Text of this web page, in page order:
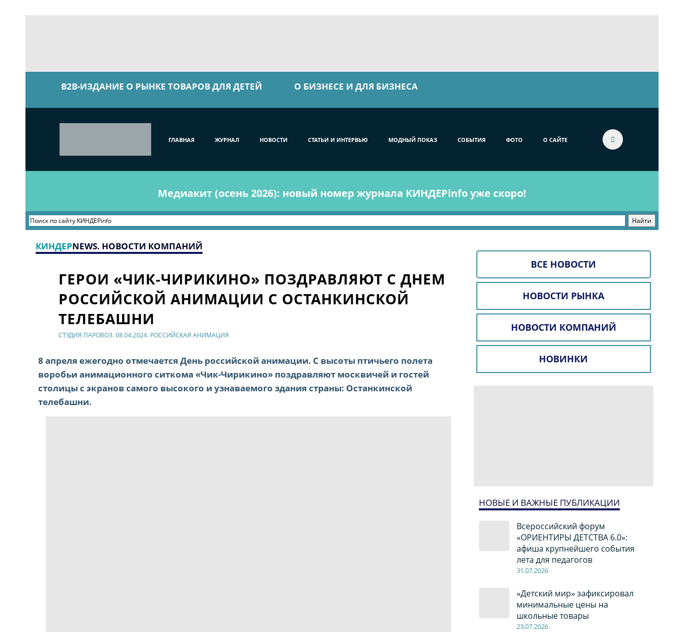
B2B-ИЗДАНИЕ О РЫНКЕ ТОВАРОВ ДЛЯ ДЕТЕЙ О БИЗНЕСЕ И ДЛЯ БИЗНЕСА
ГЛАВНАЯ ЖУРНАЛ НОВОСТИ СТАТЬИ И ИНТЕРВЬЮ МОДНЫЙ ПОКАЗ СОБЫТИЯ ФОТО О САЙТЕ
Медиакит (осень 2026): новый номер журнала КИНДЕРinfo уже скоро!
ВСЕ НОВОСТИ
НОВОСТИ РЫНКА
НОВОСТИ КОМПАНИЙ
НОВИНКИ
НОВЫЕ И ВАЖНЫЕ ПУБЛИКАЦИИ
Всероссийский форум
«ОРИЕНТИРЫ ДЕТСТВА 6.0»:
афиша крупнейшего события
лета для педагогов
31.07.2026
«Детский мир» зафиксировал
минимальные цены на
школьные товары
23.07.2026
КИНДЕРNEWS. НОВОСТИ КОМПАНИЙ
ГЕРОИ «ЧИК-ЧИРИКИНО» ПОЗДРАВЛЯЮТ С ДНЕМ
РОССИЙСКОЙ АНИМАЦИИ С ОСТАНКИНСКОЙ
ТЕЛЕБАШНИ
СТУДИЯ ПАРОВОЗ. 08.04.2024. РОССИЙСКАЯ АНИМАЦИЯ
8 апреля ежегодно отмечается День российской анимации. С высоты птичьего полета
воробьи анимационного ситкома «Чик-Чирикино» поздравляют москвичей и гостей
столицы с экранов самого высокого и узнаваемого здания страны: Останкинской
телебашни.